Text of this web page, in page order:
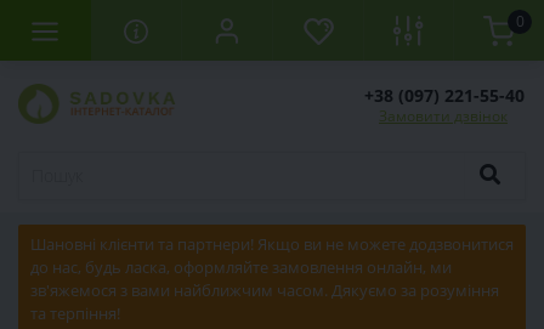
0
+38 (097) 221-55-40
Замовити дзвінок
Шановні клієнти та партнери! Якщо ви не можете додзвонитися
до нас, будь ласка, оформляйте замовлення онлайн, ми
зв'яжемося з вами найближчим часом. Дякуємо за розуміння
та терпіння!